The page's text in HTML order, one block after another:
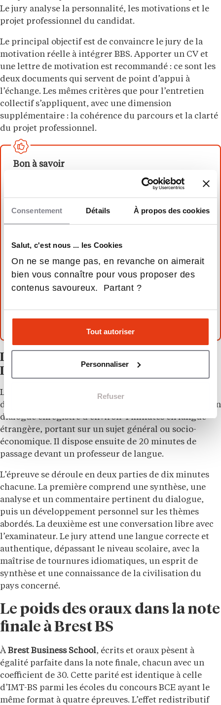
Consentement Détails À propos des cookies
Salut, c'est nous ... les Cookies
On ne se mange pas, en revanche on aimerait
bien vous connaître pour vous proposer des
contenus savoureux. Partant ?
Tout autoriser
Personnaliser
Refuser
Le jury analyse la personnalité, les motivations et le
projet professionnel du candidat.
Le principal objectif est de convaincre le jury de la
motivation réelle à intégrer BBS. Apporter un CV et
une lettre de motivation est recommandé : ce sont les
deux documents qui servent de point d’appui à
l’échange. Les mêmes critères que pour l’entretien
collectif s’appliquent, avec une dimension
supplémentaire : la cohérence du parcours et la clarté
du projet professionnel.
Bon à savoir
Le jury BBS recherche des candidats avec de
l’énergie et de l’enthousiasme dans les deux
épreuves d’entretien. Ces qualités sont évaluées
dès les premières secondes. Un candidat qui se
bien préparé, une lettre de motivation sincère
et une connaissance approfondie de BBS envoie
un signal fort de motivation. Connaître le
positionnement de l’école sur le digital,
attendu.
Les oraux de langues Brest BS (LV1 et
LV2, coefficient 5 chacune)
Le format est identique enLV1
dispose de 20 minutes de préparation pour écouter un
dialogue enregistré d’environ 4 minutes en langue
étrangère, portant sur un sujet général ou socio-
économique. Il dispose ensuite de 20 minutes de
passage devant un professeur de langue.
L’épreuve se déroule en deux parties de dix minutes
chacune. La première comprend une synthèse, une
analyse et un commentaire pertinent du dialogue,
puis un développement personnel sur les thèmes
abordés. La deuxième est une conversation libre avec
l’examinateur. Le jury attend une langue correcte et
authentique, dépassant le niveau scolaire, avec la
maîtrise de tournures idiomatiques, un esprit de
synthèse et une connaissance de la civilisation du
pays concerné.
Le poids des oraux dans la note
finale à Brest BS
ÀBrest Business School, écrits et oraux pèsent à
égalité parfaite dans la note finale, chacun avec un
coefficient de 30. Cette parité est identique à celle
d’IMT-BS parmi les écoles du concours BCE ayant le
même format à quatre épreuves. L’effet redistributif